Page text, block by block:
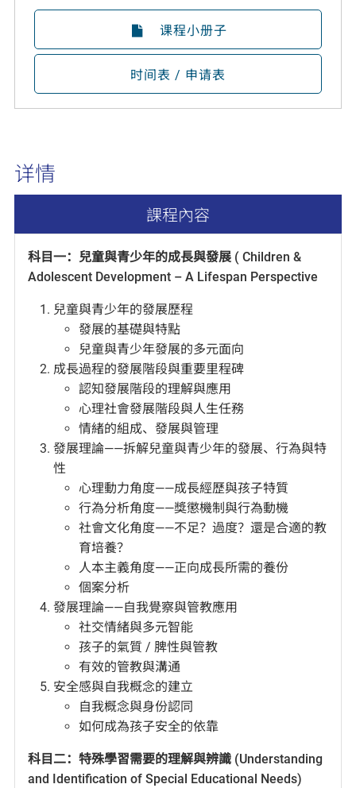
课程小册子
时间表 / 申请表
详情
課程內容
科目一：兒童與青少年的成長與發展 ( Children &
Adolescent Development – A Lifespan Perspective
兒童與青少年的發展歷程
發展的基礎與特點
兒童與青少年發展的多元面向
成長過程的發展階段與重要里程碑
認知發展階段的理解與應用
心理社會發展階段與人生任務
情緒的組成、發展與管理
發展理論——拆解兒童與青少年的發展、行為與特
性
心理動力角度——成長經歷與孩子特質
行為分析角度——獎懲機制與行為動機
社會文化角度——不足？過度？還是合適的教
育培養？
人本主義角度——正向成長所需的養份
個案分析
發展理論——自我覺察與管教應用
社交情緒與多元智能
孩子的氣質 / 脾性與管教
有效的管教與溝通
安全感與自我概念的建立
自我概念與身份認同
如何成為孩子安全的依靠
科目二：特殊學習需要的理解與辨識 (Understanding
and Identification of Special Educational Needs)